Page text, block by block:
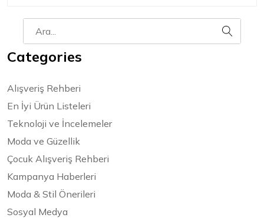
Categories
Alışveriş Rehberi
En İyi Ürün Listeleri
Teknoloji ve İncelemeler
Moda ve Güzellik
Çocuk Alışveriş Rehberi
Kampanya Haberleri
Moda & Stil Önerileri
Sosyal Medya